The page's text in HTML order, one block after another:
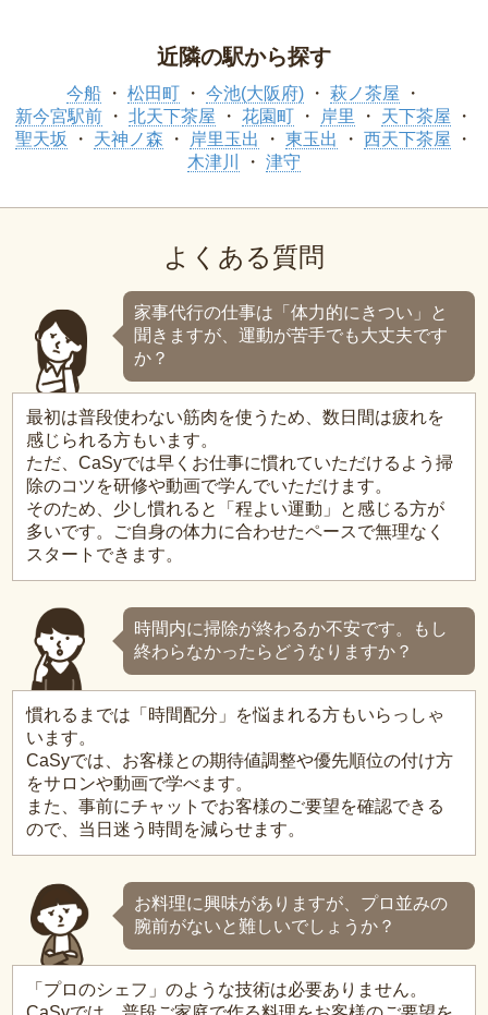
近隣の駅から探す
今船 松田町 今池(大阪府)
萩ノ茶屋
新今宮駅前
北天下茶屋 花園町 岸里
天下茶屋
聖天坂
天神ノ森 岸里玉出 東玉出
西天下茶屋
木津川
津守
よくある質問
家事代行の仕事は「体力的にきつい」と
聞きますが、運動が苦手でも大丈夫です
か？
最初は普段使わない筋肉を使うため、数日間は疲れを
感じられる方もいます。
ただ、CaSyでは早くお仕事に慣れていただけるよう掃
除のコツを研修や動画で学んでいただけます。
そのため、少し慣れると「程よい運動」と感じる方が
多いです。ご自身の体力に合わせたペースで無理なく
スタートできます。
時間内に掃除が終わるか不安です。もし
終わらなかったらどうなりますか？
慣れるまでは「時間配分」を悩まれる方もいらっしゃ
います。
CaSyでは、お客様との期待値調整や優先順位の付け方
をサロンや動画で学べます。
また、事前にチャットでお客様のご要望を確認できる
ので、当日迷う時間を減らせます。
お料理に興味がありますが、プロ並みの
腕前がないと難しいでしょうか？
「プロのシェフ」のような技術は必要ありません。